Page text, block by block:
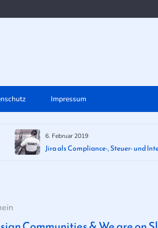
Impressum
6. Februar 2019
Jira als Compliance-, Steuer- und